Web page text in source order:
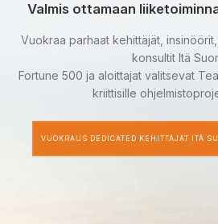
Valmis ottamaan
Vuokraa parhaat kehittäjät,
konsultit Itä
Fortune 500 ja aloittajat valitsevat
kriittisille
VUOKRAUS DEDICATED KEHITTÄJÄT ITÄ